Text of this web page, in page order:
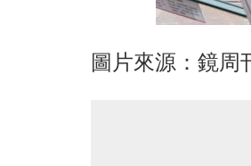
圖片來源：鏡周